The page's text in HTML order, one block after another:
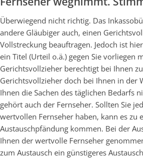
Überwiegend nicht richtig. Das
andere Gläubiger auch, einen
Vollstreckung beauftragen. Jedoch ist
ein Titel (Urteil o.ä.) gegen Sie vorliegen
Gerichtsvollzieher berechtigt bei Ihnen
Gerichtsvollzieher doch bei Ihnen in der
Ihnen die Sachen des täglichen Bedarfs
gehört auch der Fernseher. Sollten Sie
wertvollen Fernseher haben, kann es zu
Austauschpfändung kommen. Bei der
Ihnen der wertvolle Fernseher
zum Austausch ein günstigeres